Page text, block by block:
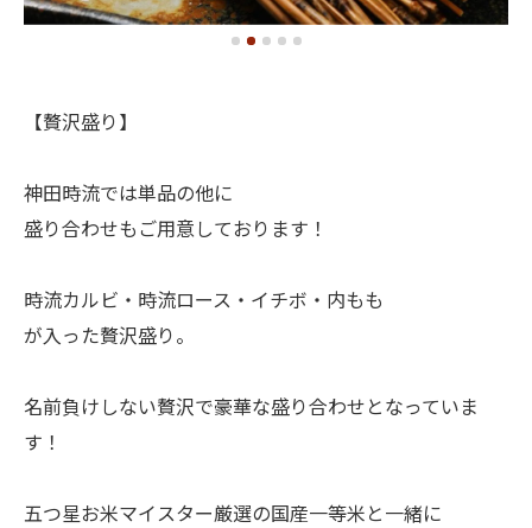
【贅沢盛り】
神田時流では単品の他に
盛り合わせもご用意しております！
時流カルビ・時流ロース・イチボ・内もも
が入った贅沢盛り。
名前負けしない贅沢で豪華な盛り合わせとなっていま
す！
五つ星お米マイスター厳選の国産一等米と一緒に